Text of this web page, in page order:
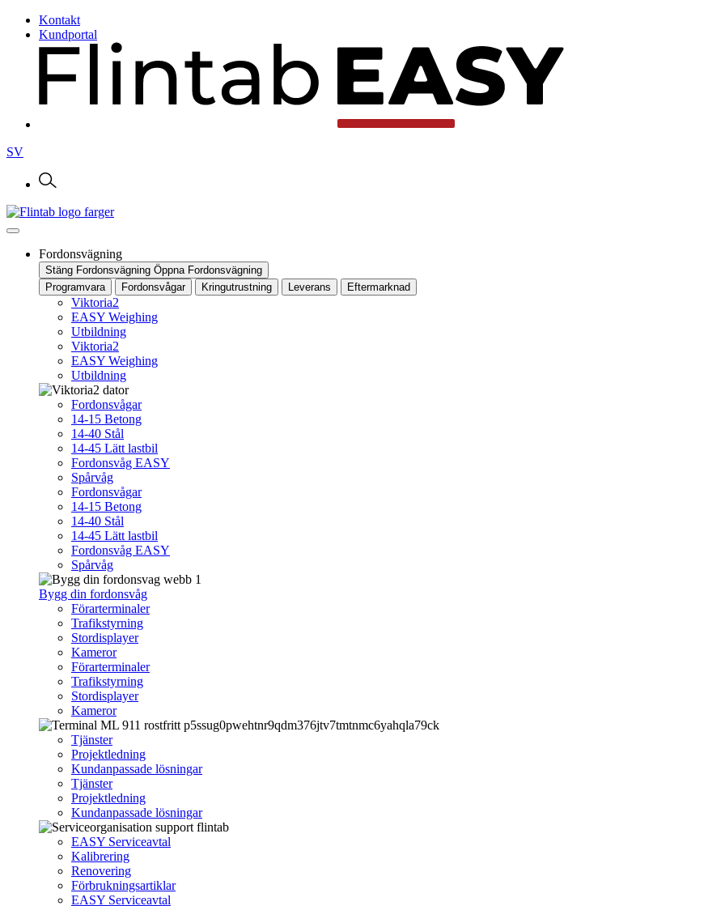
Kontakt
Kundportal
SV
Fordonsvägning
Stäng Fordonsvägning Öppna Fordonsvägning
Programvara
Fordonsvågar Kringutrustning Leverans Eftermarknad
Viktoria2
EASY Weighing
Utbildning
Viktoria2
EASY Weighing
Utbildning
Fordonsvågar
14-15 Betong
14-40 Stål
14-45 Lätt lastbil
Fordonsvåg EASY
Spårvåg
Fordonsvågar
14-15 Betong
14-40 Stål
14-45 Lätt lastbil
Fordonsvåg EASY
Spårvåg
Bygg din fordonsvåg
Förarterminaler
Trafikstyrning
Stordisplayer
Kameror
Förarterminaler
Trafikstyrning
Stordisplayer
Kameror
Tjänster
Projektledning
Kundanpassade lösningar
Tjänster
Projektledning
Kundanpassade lösningar
EASY Serviceavtal
Kalibrering
Renovering
Förbrukningsartiklar
EASY Serviceavtal